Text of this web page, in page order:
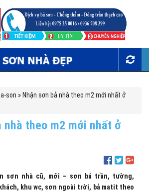
son »Nhận sơn bả nhà theo m2 mới nhất ở
nhà theo m2 mới nhất ở
sơn nhà cũ, mới – sơn bả trần, tường,
khu wc, sơn ngoài trời, bả matit theo